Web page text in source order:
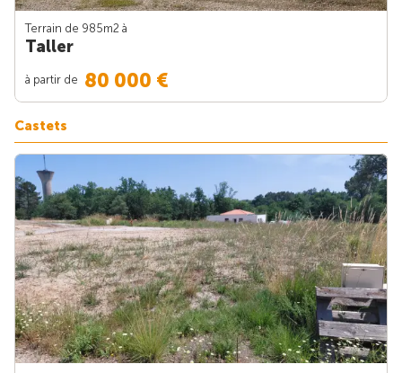
Terrain de 985m2 à
Taller
à partir de 80 000 €
Castets